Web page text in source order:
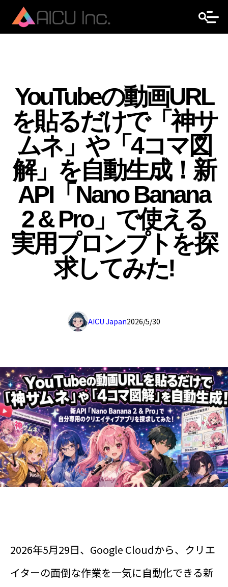
YouTubeの動画URL
を貼るだけで「神サ
ムネ」や「4コマ図
解」を自動生成！新
API「Nano Banana
2 & Pro」で使える
実用プロンプトを探
求してみた!
2026/5/30
AICU Japan
2026年5月29日、Google Cloudから、クリエ
イターの面倒な作業を一気に自動化できる新